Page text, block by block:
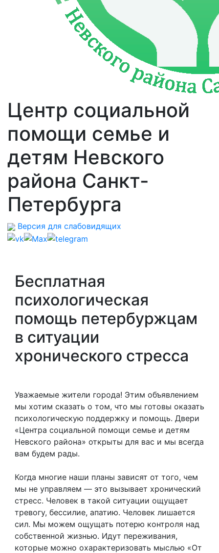
Центр социальной
помощи семье и
детям Невского
района Санкт-
Петербурга
Версия для слабовидящих
Бесплатная
психологическая
помощь петербуржцам
в ситуации
хронического стресса
Уважаемые жители города! Этим объявлением
мы хотим сказать о том, что мы готовы оказать
психологическую поддержку и помощь. Двери
«Центра социальной помощи семье и детям
Невского района» открыты для вас и мы всегда
вам будем рады.
Когда многие наши планы зависят от того, чем
мы не управляем — это вызывает хронический
стресс. Человек в такой ситуации ощущает
тревогу, бессилие, апатию. Человек лишается
сил. Мы можем ощущать потерю контроля над
собственной жизнью. Идут переживания,
которые можно охарактеризовать мыслью «От